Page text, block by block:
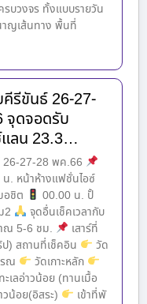
บวงจร ทั้งแบบรายวัน
าญเส้นทาง พื้นที่
คีรีขันธ์ 26-27-
จุดจอดรับ
แลน 23.3…
26-27-28 พค.66
. หน้าห้างแฟชั่นไอซ์
อชิต
00.00 น. ปั้
2
จุดอื่นเช็คเวลากับ
าณ 5-6 ชม.
เสาร์ที่
) สถานที่เช็คอิน
วัด
ณ
วัดเกาะหลัก
เลอ่าวน้อย (ทานเมื้อ
น้อย(อิสระ) เข้าที่พั